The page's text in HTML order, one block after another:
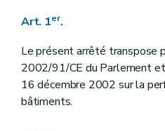
Art. 1er.
Le présent arrêté transpose
2002/91/CE du Parlement et
16 décembre 2002 sur la
bâtiments.